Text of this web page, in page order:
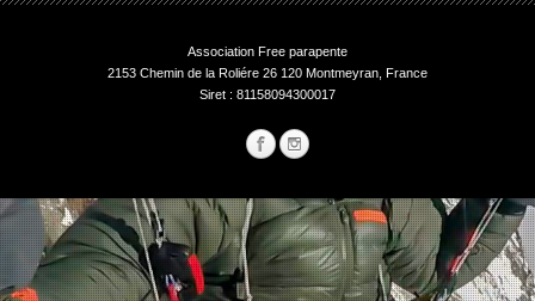
Association Free parapente
2153 Chemin de la Roliére 26 120 Montmeyran, France
Siret : 81158094300017